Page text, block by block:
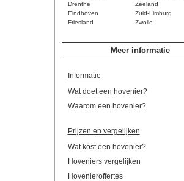
Drenthe
Zeeland
Eindhoven
Zuid-Limburg
Friesland
Zwolle
Meer informatie
Informatie
Wat doet een hovenier?
Waarom een hovenier?
Prijzen en vergelijken
Wat kost een hovenier?
Hoveniers vergelijken
Hovenieroffertes